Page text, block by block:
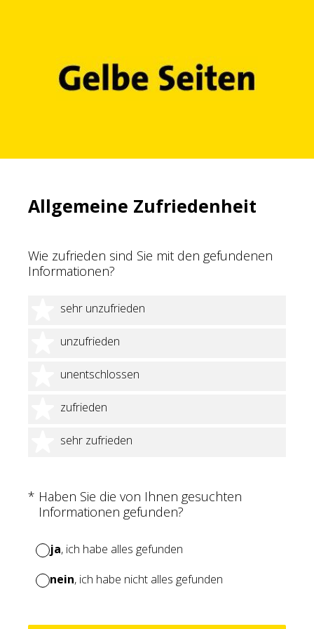
Allgemeine Zufriedenheit
Wie zufrieden sind Sie mit den gefundenen
Informationen?
sehr unzufrieden
1 Stern
unzufrieden
2 Sterne
unentschlossen
3 Sterne
zufrieden
4 Sterne
sehr zufrieden
5 Sterne
* Haben Sie die von Ihnen gesuchten
Informationen gefunden?
(Erforderlich.)
ja, ich habe alles gefunden
nein, ich habe nicht alles gefunden